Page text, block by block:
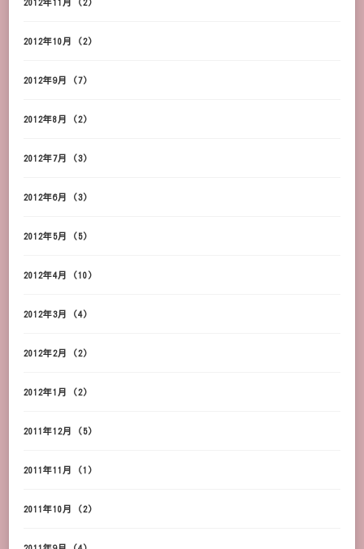
2012年10月 (2)
2012年9月 (7)
2012年8月 (2)
2012年7月 (3)
2012年6月 (3)
2012年5月 (5)
2012年4月 (10)
2012年3月 (4)
2012年2月 (2)
2012年1月 (2)
2011年12月 (5)
2011年11月 (1)
2011年10月 (2)